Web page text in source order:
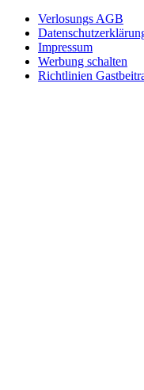
Verlosungs AGB
Impressum
Werbung schalten
Richtlinien